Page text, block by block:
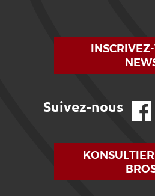
Suivez-nous